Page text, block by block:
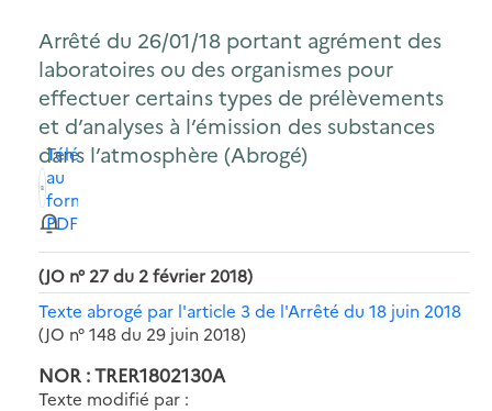
Arrêté du 26/01/18 portant agrément des
laboratoires ou des organismes pour
effectuer certains types de prélèvements
et d’analyses à l’émission des substances
dans l’atmosphère (Abrogé)
Télécharger
au
format
PDF
(JO n° 27 du 2 février 2018)
Texte abrogé par l'article 3 de l'Arrêté du 18 juin 2018
(JO n° 148 du 29 juin 2018)
NOR : TRER1802130A
Texte modifié par :